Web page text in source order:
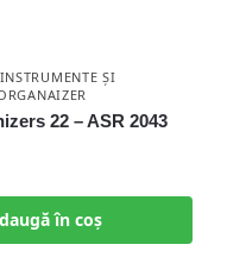
ȘI
22 – ASR 2043
în coș